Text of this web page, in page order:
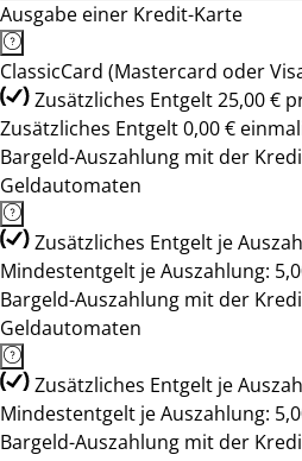
Ausgabe einer Kredit-Karte
ClassicCard (Mastercard oder
Zusätzliches Entgelt 25,00 €
Zusätzliches Entgelt 0,00 €
Bargeld-Auszahlung mit der
Geldautomaten
Zusätzliches Entgelt je
Mindestentgelt je Auszahlung:
Bargeld-Auszahlung mit der
Geldautomaten
Zusätzliches Entgelt je
Mindestentgelt je Auszahlung:
Bargeld-Auszahlung mit der